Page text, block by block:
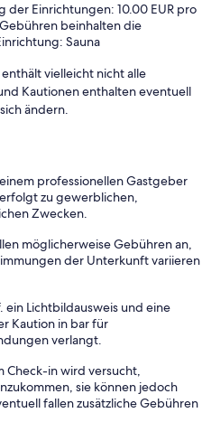
der Einrichtungen: 10.00 EUR pro
beinhalten die
Sauna
vielleicht nicht alle
Kautionen enthalten eventuell
ändern.
professionellen Gastgeber
zu gewerblichen,
Zwecken.
möglicherweise Gebühren an,
der Unterkunft variieren
Lichtbildausweis und eine
Kaution in bar für
verlangt.
Check-in wird versucht,
sie können jedoch
fallen zusätzliche Gebühren